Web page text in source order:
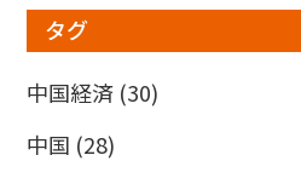
タグ
中国経済 (30)
中国 (28)